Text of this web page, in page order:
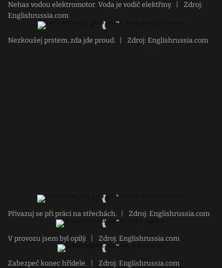
Nehas vodou elektromotor. Voda je vodič elektřiny.
Zdroj:
Englishrussia.com
Nezkoušej prstem, zda jde proud. Zdroj: Englishrussia.com
Přivazuj se při práci na střechách. Zdroj: Englishrussia.com
V provozu jsem byl opilý. Zdroj: Englishrussia.com
Zabezpeč konec hřídele. Zdroj: Englishrussia.com